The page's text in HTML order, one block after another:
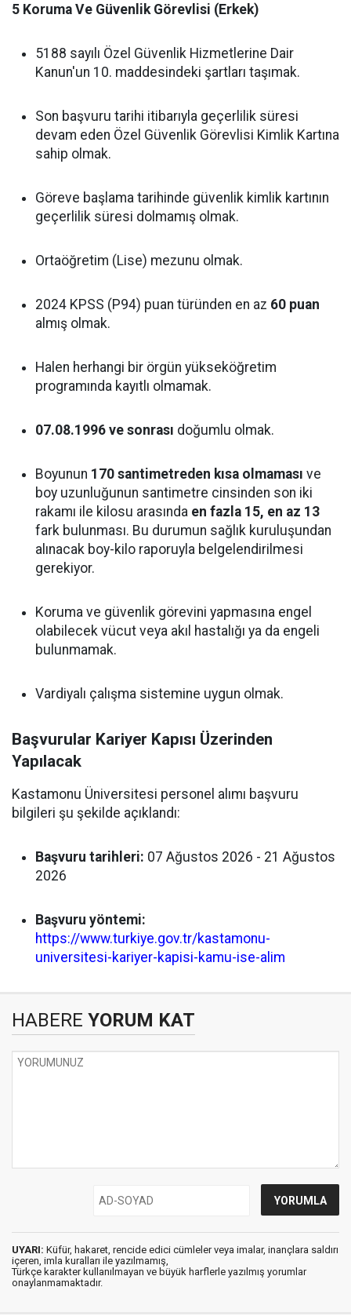
5 Koruma Ve Güvenlik Görevlisi (Erkek)
5188 sayılı Özel Güvenlik Hizmetlerine Dair
Kanun'un 10. maddesindeki şartları taşımak.
Son başvuru tarihi itibarıyla geçerlilik süresi
devam eden Özel Güvenlik Görevlisi Kimlik Kartına
sahip olmak.
Göreve başlama tarihinde güvenlik kimlik kartının
geçerlilik süresi dolmamış olmak.
Ortaöğretim (Lise) mezunu olmak.
2024 KPSS (P94) puan türünden en az 60 puan
almış olmak.
Halen herhangi bir örgün yükseköğretim
programında kayıtlı olmamak.
07.08.1996 ve sonrası doğumlu olmak.
Boyunun 170 santimetreden kısa olmaması ve
boy uzunluğunun santimetre cinsinden son iki
rakamı ile kilosu arasında en fazla 15, en az 13
fark bulunması. Bu durumun sağlık kuruluşundan
alınacak boy-kilo raporuyla belgelendirilmesi
gerekiyor.
Koruma ve güvenlik görevini yapmasına engel
olabilecek vücut veya akıl hastalığı ya da engeli
bulunmamak.
Vardiyalı çalışma sistemine uygun olmak.
Başvurular Kariyer Kapısı Üzerinden
Yapılacak
Kastamonu Üniversitesi personel alımı başvuru
bilgileri şu şekilde açıklandı:
Başvuru tarihleri: 07 Ağustos 2026 - 21 Ağustos
2026
Başvuru yöntemi:
https://www.turkiye.gov.tr/kastamonu-
universitesi-kariyer-kapisi-kamu-ise-alim
HABERE YORUM KAT
UYARI: Küfür, hakaret, rencide edici cümleler veya imalar, inançlara saldırı
içeren, imla kuralları ile yazılmamış,
Türkçe karakter kullanılmayan ve büyük harflerle yazılmış yorumlar
onaylanmamaktadır.